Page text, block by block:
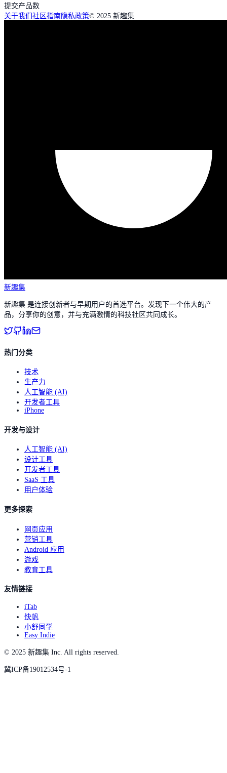
提交产品数
关于我们 社区指南隐私政策© 2025 新趣集
新趣集
新趣集 是连接创新者与早期用户的首选平台。发现下一个伟大的产
品，分享你的创意，并与充满激情的科技社区共同成长。
热门分类
技术
生产力
人工智能 (AI)
开发者工具
iPhone
开发与设计
人工智能 (AI)
设计工具
开发者工具
SaaS 工具
用户体验
更多探索
网页应用
营销工具
Android 应用
游戏
教育工具
友情链接
iTab
快帆
小舒同学
Easy Indie
© 2025 新趣集 Inc. All rights reserved.
冀ICP备19012534号-1